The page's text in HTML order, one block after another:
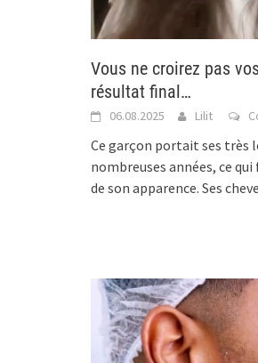
Vous ne croirez pas
résultat final…
06.08.2025 Lilit
Ce garçon portait ses très
nombreuses années, ce
de son apparence. Ses